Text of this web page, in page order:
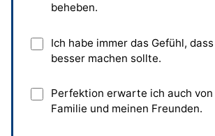
beheben.
Ich habe immer das Gefühl,
besser machen sollte.
Perfektion erwarte ich auch
Familie und meinen Freunden.